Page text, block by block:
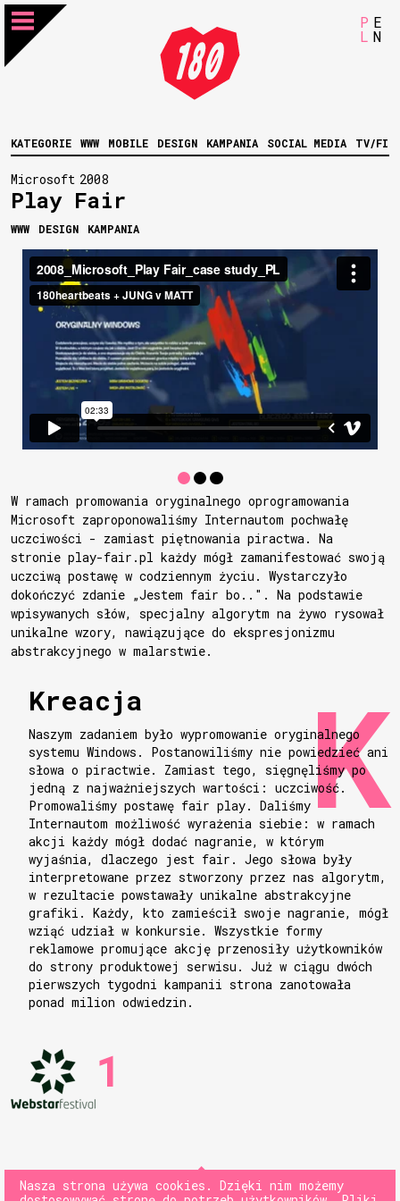
P
L
E
N
NASTĘPNY
KATEGORIE WWW MOBILE DESIGN KAMPANIA SOCIAL MEDIA TV/
Microsoft 2008
Play Fair
WWW DESIGN KAMPANIA
W ramach promowania oryginalnego oprogramowania
Microsoft zaproponowaliśmy Internautom pochwałę
uczciwości - zamiast piętnowania piractwa. Na
stronie play-fair.pl każdy mógł zamanifestować swoją
uczciwą postawę w codziennym życiu. Wystarczyło
dokończyć zdanie „Jestem fair bo..". Na podstawie
wpisywanych słów, specjalny algorytm na żywo rysował
unikalne wzory, nawiązujące do ekspresjonizmu
abstrakcyjnego w malarstwie.
Kreacja
Naszym zadaniem było wypromowanie oryginalnego
systemu Windows. Postanowiliśmy nie powiedzieć ani
słowa o piractwie. Zamiast tego, sięgnęliśmy po
jedną z najważniejszych wartości: uczciwość.
Promowaliśmy postawę fair play. Daliśmy
Internautom możliwość wyrażenia siebie: w ramach
akcji każdy mógł dodać nagranie, w którym
wyjaśnia, dlaczego jest fair. Jego słowa były
interpretowane przez stworzony przez nas algorytm,
w rezultacie powstawały unikalne abstrakcyjne
grafiki. Każdy, kto zamieścił swoje nagranie, mógł
wziąć udział w konkursie. Wszystkie formy
reklamowe promujące akcję przenosiły użytkowników
do strony produktowej serwisu. Już w ciągu dwóch
pierwszych tygodni kampanii strona zanotowała
ponad milion odwiedzin.
1
Nasza strona używa cookies. Dzięki nim możemy